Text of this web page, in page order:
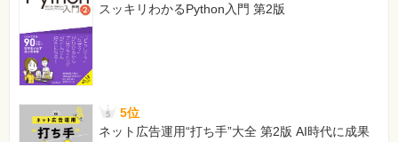
スッキリわかるPython入門 第2版
5位
ネット広告運用“打ち手”大全 第2版 AI時代に成果